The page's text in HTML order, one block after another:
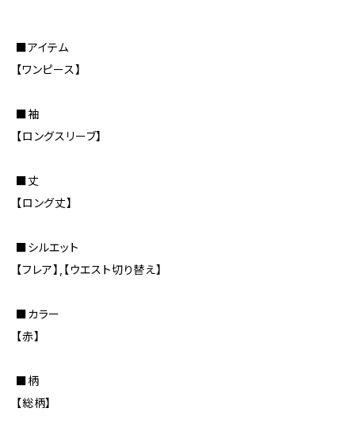
■アイテム
【ワンピース】
■袖
【ロングスリーブ】
■丈
【ロング丈】
■シルエット
【フレア】,【ウエスト切り替え】
■カラー
【赤】
■柄
【総柄】